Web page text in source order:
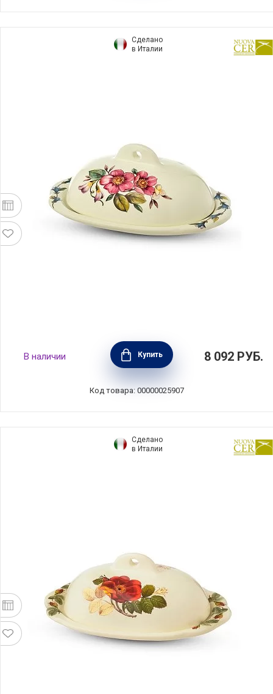
Сделано
в Италии
Масленка Petali di Primavera 22,5х15,5х9 см,
материал керамика, Nuova Cer, Италия,
7378-PDP
В наличии Купить 8 092 РУБ.
Код товара: 00000025907
Сделано
в Италии